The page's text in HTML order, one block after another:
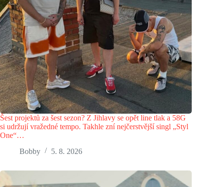
Šest projektů za šest sezon? Z Jihlavy se opět line tlak a 58G
si udržují vražedné tempo. Takhle zní nejčerstvější singl „Styl
One“…
Bobby
5. 8. 2026